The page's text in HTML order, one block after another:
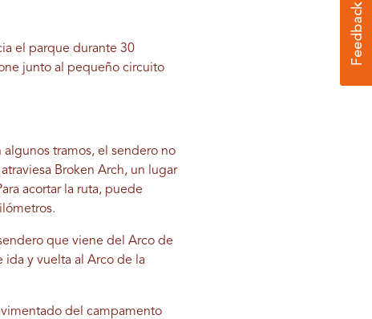
el parque durante 30
junto al pequeño circuito
algunos tramos, el sendero no
Broken Arch, un lugar
acortar la ruta, puede
que viene del Arco de
ida y vuelta al Arco de la
del campamento